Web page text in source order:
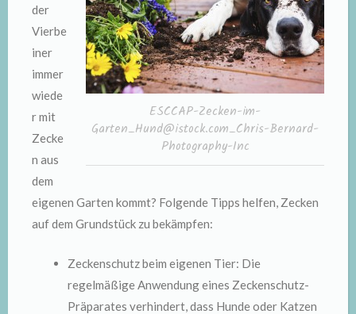
ESCCAP-Zecken-im-
Garten_Hund@istock.com_Chris-Bernard-
Photography-Inc
der
Vierbe
iner
immer
wiede
r mit
Zecke
n aus
dem
eigenen Garten kommt? Folgende Tipps helfen, Zecken
auf dem Grundstück zu bekämpfen:
Zeckenschutz beim eigenen Tier: Die
regelmäßige Anwendung eines Zeckenschutz-
Präparates verhindert, dass Hunde oder Katzen